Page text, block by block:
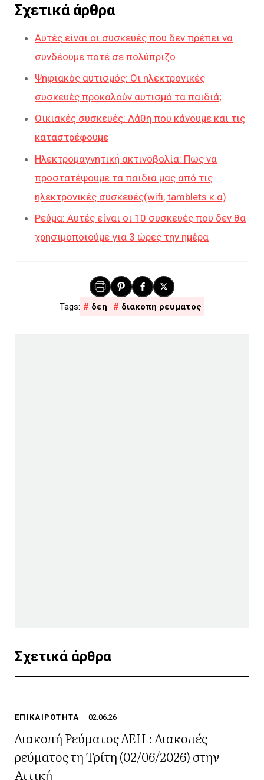
Σχετικά άρθρα
Αυτές είναι οι συσκευές που δεν πρέπει να
συνδέουμε ποτέ σε πολύπριζο
Ψηφιακός αυτισμός: Οι ηλεκτρονικές
συσκευές προκαλούν αυτισμό τα παιδιά;
Οικιακές συσκευές: Λάθη που κάνουμε και τις
καταστρέφουμε
Ηλεκτρομαγνητική ακτινοβολία: Πως να
προστατέψουμε τα παιδιά μας από τις
ηλεκτρονικές συσκευές(wifi, tamblets κ.α)
Ρεύμα: Αυτές είναι οι 10 συσκευές που δεν θα
χρησιμοποιούμε για 3 ώρες την ημέρα
δεη διακοπη ρευματος
Σχετικά άρθρα
ΕΠΙΚΑΙΡΟΤΗΤΑ 02.06.26
Διακοπή Ρεύματος ΔΕΗ : Διακοπές
ρεύματος τη Τρίτη (02/06/2026) στην
Αττική